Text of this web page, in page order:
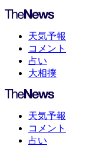
天気予報
コメント
占い
大相撲
天気予報
コメント
占い